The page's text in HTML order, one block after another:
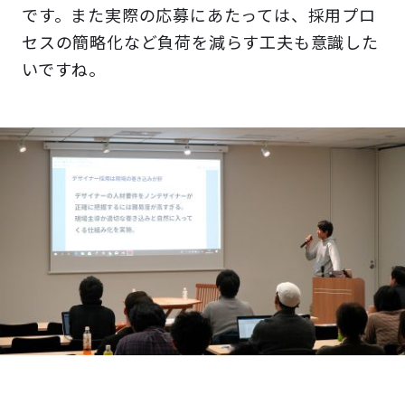
です。また実際の応募にあたっては、採用プロ
セスの簡略化など負荷を減らす工夫も意識した
いですね。